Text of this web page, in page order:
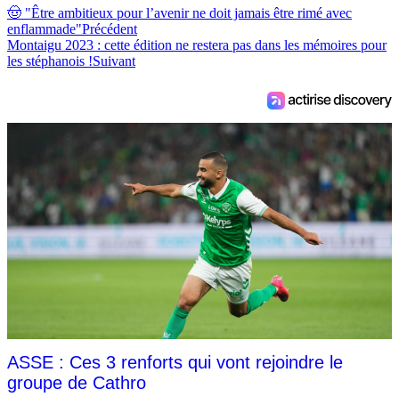
🤠 "Être ambitieux pour l’avenir ne doit jamais être rimé avec
enflammade"Précédent
Montaigu 2023 : cette édition ne restera pas dans les mémoires pour
les stéphanois !Suivant
ASSE : Ces 3 renforts qui vont rejoindre le
groupe de Cathro